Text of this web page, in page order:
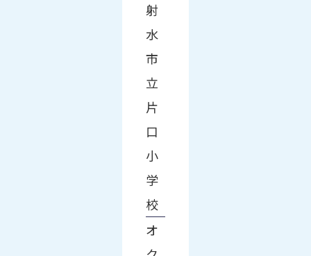
射
水
市
立
片
口
小
学
校
オ